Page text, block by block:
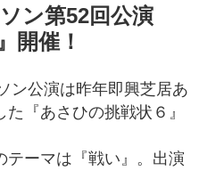
ン第52回公演
開催！
ン公演は昨年即興芝居あ
『あさひの挑戦状６』
テーマは『戦い』。出演